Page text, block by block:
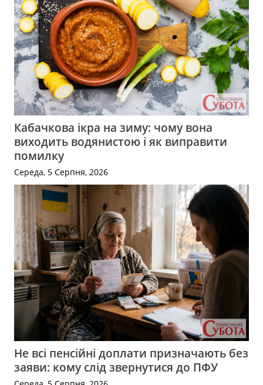
Кабачкова ікра на зиму: чому вона
виходить водянистою і як виправити
помилку
Середа, 5 Серпня, 2026
Не всі пенсійні доплати призначають без
заяви: кому слід звернутися до ПФУ